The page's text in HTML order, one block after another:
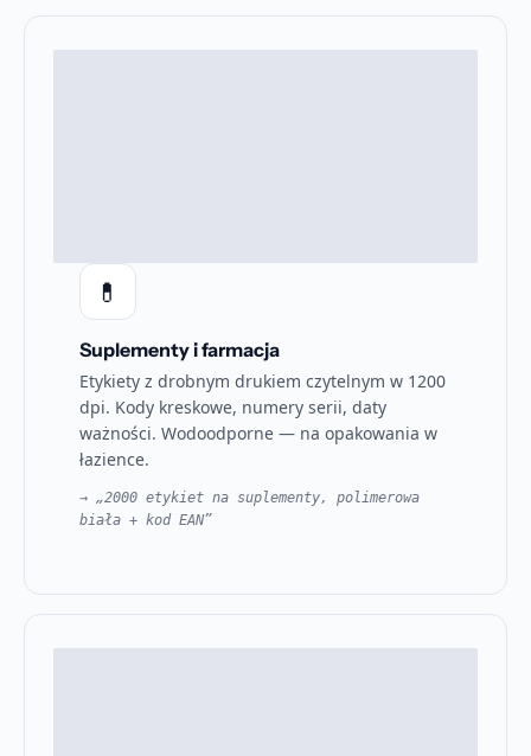
💊
Suplementy i farmacja
Etykiety z drobnym drukiem czytelnym w 1200
dpi. Kody kreskowe, numery serii, daty
ważności. Wodoodporne — na opakowania w
łazience.
→ „2000 etykiet na suplementy, polimerowa
biała + kod EAN”